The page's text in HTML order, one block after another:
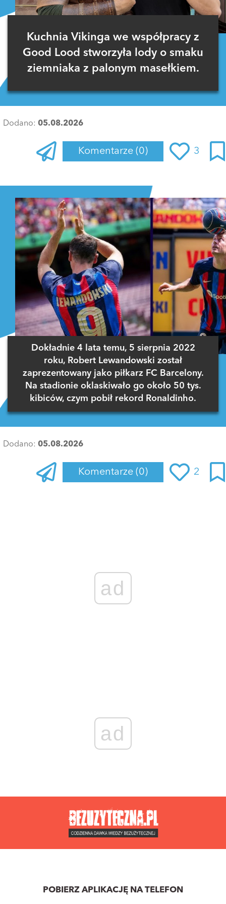
Kuchnia Vikinga we współpracy z
Good Lood stworzyła lody o smaku
ziemniaka z palonym masełkiem.
Dodano: 05.08.2026
Komentarze (0) 3
Dokładnie 4 lata temu, 5 sierpnia 2022
roku, Robert Lewandowski został
zaprezentowany jako piłkarz FC Barcelony.
Na stadionie oklaskiwało go około 50 tys.
kibiców, czym pobił rekord Ronaldinho.
Dodano: 05.08.2026
Komentarze (0) 2
ad
ad
POBIERZ APLIKACJĘ NA TELEFON